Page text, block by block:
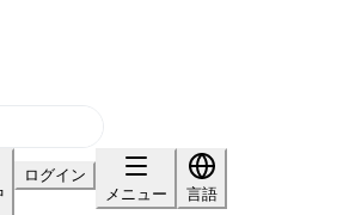
ログイン
メニュー
言語